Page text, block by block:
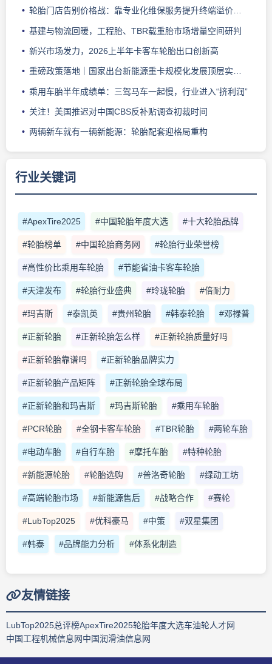
轮胎门店告别价格战：靠专业化维保服务提升终端溢价能力
基建与物流回暖，工程胎、TBR载重胎市场增量空间研判
新兴市场发力，2026上半年卡客车轮胎出口创新高
重磅政策落地｜国家出台新能源重卡规模化发展顶层实施方案
乘用车胎半年成绩单：三驾马车一起慢，行业进入“挤利润”
关注！美国推迟对中国CBS反补贴调查初裁时间
两辆新车就有一辆新能源：轮胎配套迎格局重构
行业关键词
#ApexTire2025 #中国轮胎年度大选 #十大轮胎品牌
#轮胎榜单 #中国轮胎商务网 #轮胎行业荣誉榜
#高性价比乘用车轮胎 #节能省油卡客车轮胎
#天津发布 #轮胎行业盛典 #玲珑轮胎 #倍耐力
#玛吉斯 #泰凯英 #贵州轮胎 #韩泰轮胎 #邓禄普
#正新轮胎 #正新轮胎怎么样 #正新轮胎质量好吗
#正新轮胎靠谱吗 #正新轮胎品牌实力
#正新轮胎产品矩阵 #正新轮胎全球布局
#正新轮胎和玛吉斯 #玛吉斯轮胎 #乘用车轮胎
#PCR轮胎 #全钢卡客车轮胎 #TBR轮胎 #两轮车胎
#电动车胎 #自行车胎 #摩托车胎 #特种轮胎
#新能源轮胎 #轮胎选购 #普洛奇轮胎 #绿动工坊
#高端轮胎市场 #新能源售后 #战略合作 #赛轮
#LubTop2025 #优科豪马 #中策 #双星集团
#韩泰 #品牌能力分析 #体系化制造
友情链接
LubTop2025总评榜ApexTire2025轮胎年度大选车油轮人才网
中国工程机械信息网中国润滑油信息网